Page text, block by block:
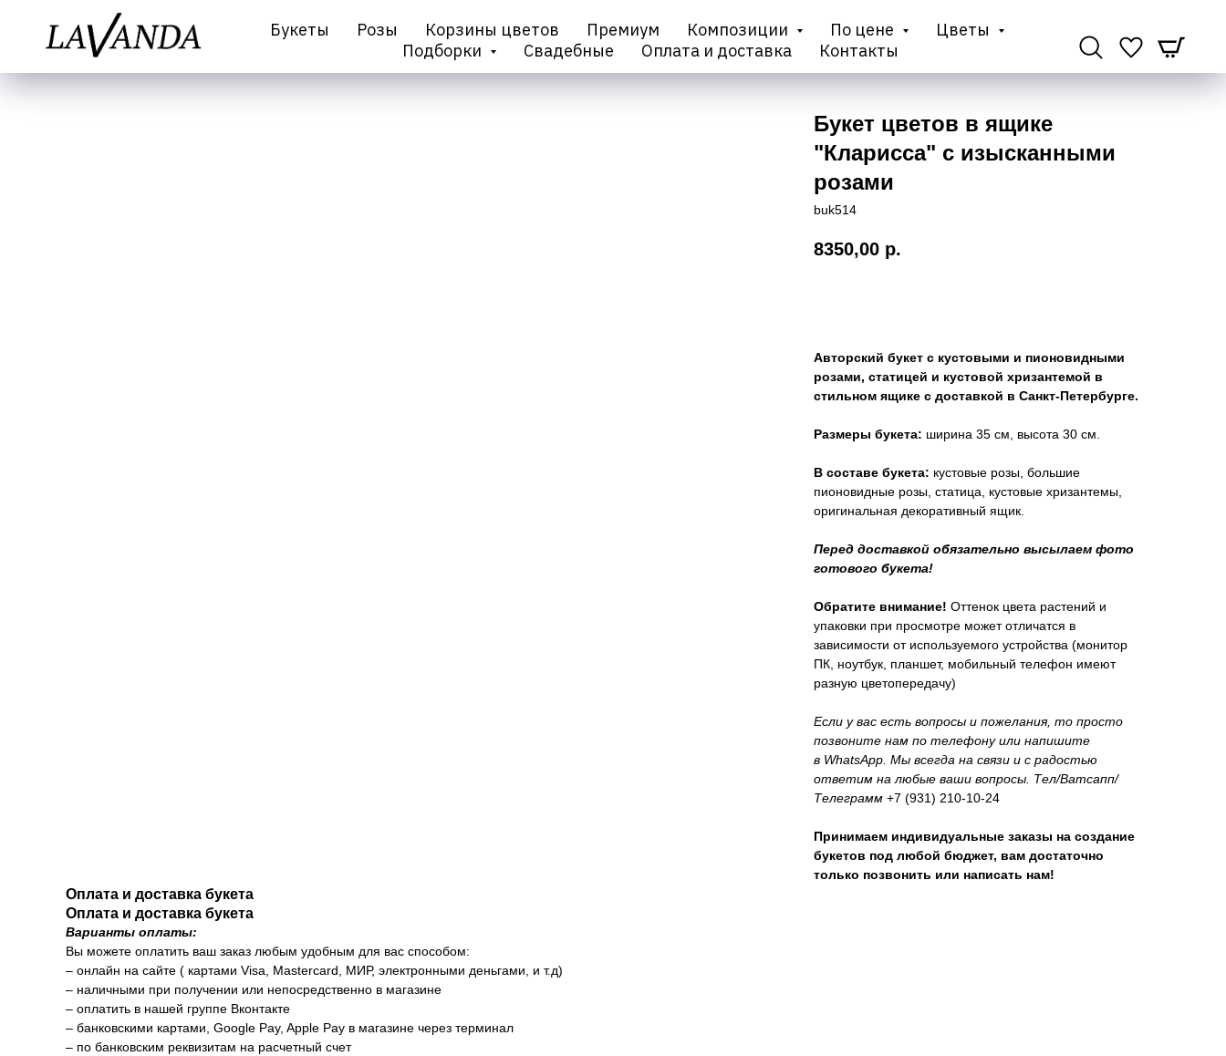
Букеты Розы Корзины цветов Премиум Композиции По цене
Цветы
Подборки
Свадебные Оплата и доставка Контакты
Букет цветов в ящике
"Кларисса" с изысканными
розами
buk514
8350,00 р.
Авторский букет с кустовыми и пионовидными
розами, статицей и кустовой хризантемой в
стильном ящике с доставкой в Санкт-Петербурге.
Размеры букета: ширина 35 см, высота 30 см.
В составе букета: кустовые розы, большие
пионовидные розы, статица, кустовые хризантемы,
оригинальная декоративный ящик.
Перед доставкой обязательно высылаем фото
готового букета!
Обратите внимание! Оттенок цвета растений и
упаковки при просмотре может отличатся в
зависимости от используемого устройства (монитор
ПК, ноутбук, планшет, мобильный телефон имеют
разную цветопередачу)
Если у вас есть вопросы и пожелания, то просто
позвоните нам по телефону или напишите
в WhatsApp. Мы всегда на связи и с радостью
ответим на любые ваши вопросы. Тел/Ватсапп/
Телеграмм +7 (931) 210-10-24
Принимаем индивидуальные заказы на создание
букетов под любой бюджет, вам достаточно
только позвонить или написать нам!
Оплата и доставка букета
Оплата и доставка букета
Варианты оплаты:
Вы можете оплатить ваш заказ любым удобным для вас способом:
– онлайн на сайте ( картами Visa, Mastercard, МИР, электронными деньгами, и т.д)
– наличными при получении или непосредственно в магазине
– оплатить в нашей группе Вконтакте
– банковскими картами, Google Pay, Apple Pay в магазине через терминал
– по банковским реквизитам на расчетный счет